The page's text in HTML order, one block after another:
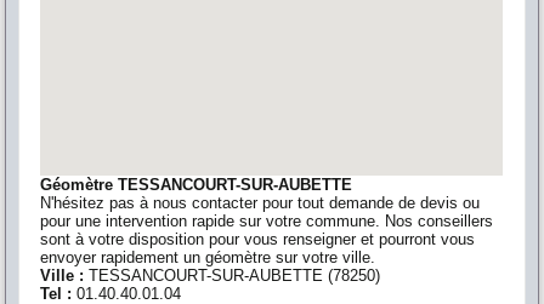
Géomètre TESSANCOURT-SUR-AUBETTE
N'hésitez pas à nous contacter pour tout demande de devis ou
pour une intervention rapide sur votre commune. Nos conseillers
sont à votre disposition pour vous renseigner et pourront vous
envoyer rapidement un géomètre sur votre ville.
Ville :TESSANCOURT-SUR-AUBETTE (78250)
Tel :01.40.40.01.04